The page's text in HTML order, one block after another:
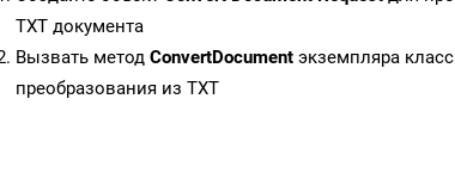
TXT документа
Вызвать метод ConvertDocument экземпляра
преобразования из TXT